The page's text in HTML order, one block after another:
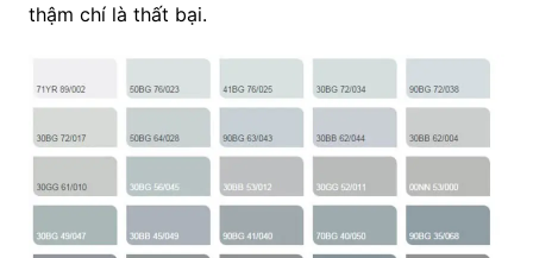
thậm chí là thất bại.